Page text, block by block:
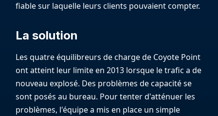
fiable sur laquelle leurs clients pouvaient compter.
La solution
Les quatre équilibreurs de charge de Coyote Point
ont atteint leur limite en 2013 lorsque le trafic a de
nouveau explosé. Des problèmes de capacité se
sont posés au bureau. Pour tenter d'atténuer les
problèmes, l'équipe a mis en place un simple